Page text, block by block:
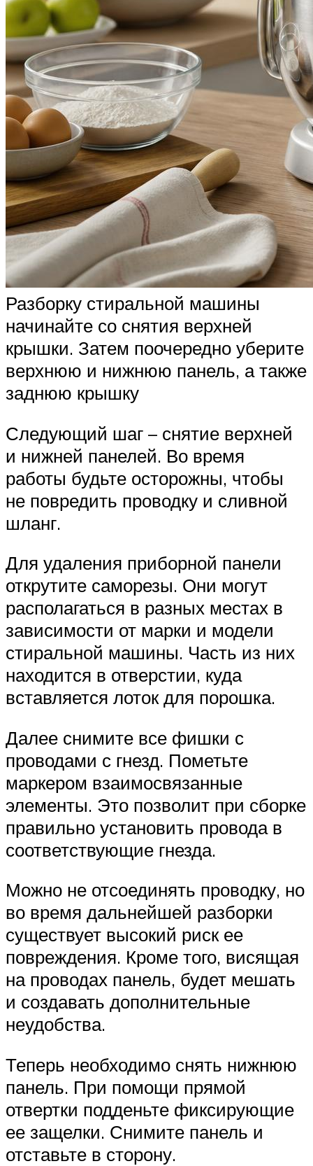
Разборку стиральной машины
начинайте со снятия верхней
крышки. Затем поочередно уберите
верхнюю и нижнюю панель, а также
заднюю крышку
Следующий шаг – снятие верхней
и нижней панелей. Во время
работы будьте осторожны, чтобы
не повредить проводку и сливной
шланг.
Для удаления приборной панели
открутите саморезы. Они могут
располагаться в разных местах в
зависимости от марки и модели
стиральной машины. Часть из них
находится в отверстии, куда
вставляется лоток для порошка.
Далее снимите все фишки с
проводами с гнезд. Пометьте
маркером взаимосвязанные
элементы. Это позволит при сборке
правильно установить провода в
соответствующие гнезда.
Можно не отсоединять проводку, но
во время дальнейшей разборки
существует высокий риск ее
повреждения. Кроме того, висящая
на проводах панель, будет мешать
и создавать дополнительные
неудобства.
Теперь необходимо снять нижнюю
панель. При помощи прямой
отвертки подденьте фиксирующие
ее защелки. Снимите панель и
отставьте в сторону.